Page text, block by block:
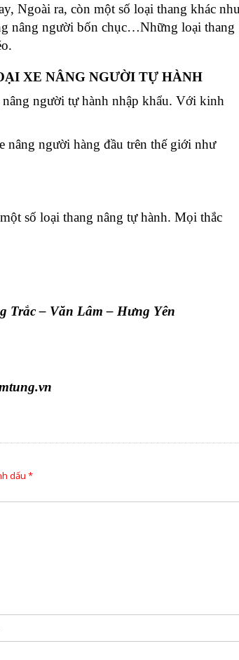
Ngoài ra, còn một số loại thang khác
nâng người bốn chục…Những loại thang
XE NÂNG NGƯỜI TỰ HÀNH
người tự hành nhập khẩu. Với kinh
nâng người hàng đầu trên thế giới như
số loại thang nâng tự hành. Mọi thắc
Trắc – Văn Lâm – Hưng Yên
dấu *